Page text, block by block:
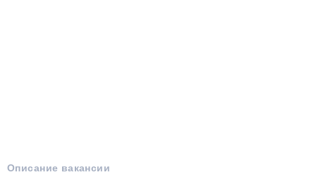
Описание вакансии